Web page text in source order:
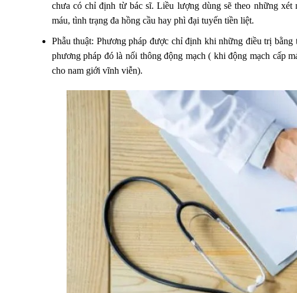
chưa có chỉ định từ bác sĩ. Liều lượng dùng sẽ theo những xét
máu, tình trạng đa hồng cầu hay phì đại tuyến tiền liệt.
Phẫu thuật: Phương pháp được chỉ định khi những điều trị
phương pháp đó là nối thông động mạch ( khi động mạch cấp
cho nam giới vĩnh viễn).